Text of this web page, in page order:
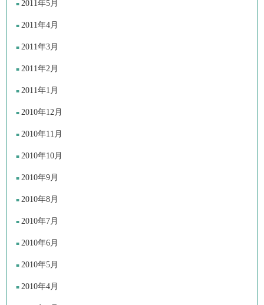
2011年5月
2011年4月
2011年3月
2011年2月
2011年1月
2010年12月
2010年11月
2010年10月
2010年9月
2010年8月
2010年7月
2010年6月
2010年5月
2010年4月